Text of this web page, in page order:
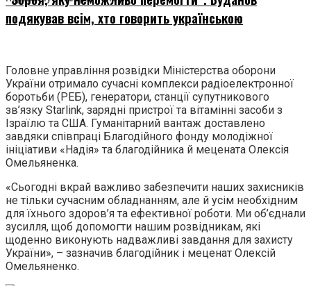
подякував всім, хто говорить українською
Головне управління розвідки Міністерства оборони
України отримало сучасні комплекси радіоелектронної
боротьби (РЕБ), генератори, станції супутникового
зв’язку Starlink, зарядні пристрої та вітамінні засоби з
Ізраїлю та США. Гуманітарний вантаж доставлено
завдяки співпраці Благодійного фонду молодіжної
ініціативи «Надія» та благодійника й мецената Олексія
Омельяненка.
«Сьогодні вкрай важливо забезпечити наших захисників
не тільки сучасним обладнанням, але й усім необхідним
для їхнього здоров’я та ефективної роботи. Ми об’єднали
зусилля, щоб допомогти нашим розвідникам, які
щоденно виконують надважливі завдання для захисту
України», – зазначив благодійник і меценат Олексій
Омельяненко.